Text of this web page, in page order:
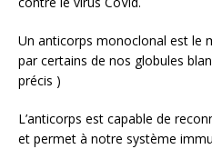
Un anticorps monoclonal est le
par certains de nos globules
précis )
L’anticorps est capable de
et permet à notre système